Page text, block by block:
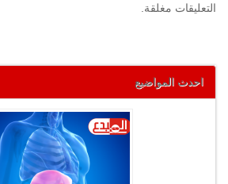
التعليقات مغلقة.
احدث المواضيع